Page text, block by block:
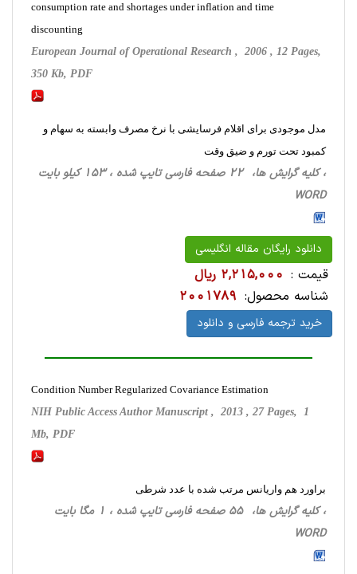
consumption rate and shortages under inflation and time
discounting
European Journal of Operational Research , 2006 , 12 Pages,
350 Kb, PDF
مدل موجودی برای اقلام فرسایشی با نرخ مصرف وابسته به سهام و
کمبود تحت تورم و ضیق وقت
، کلیه گرایش ها، 22 صفحه فارسی تایپ شده ، 153 کیلو بایت
WORD
دانلود رایگان مقاله انگلیسی
قیمت : 2,215,000 ریال
شناسه محصول: 2001789
خرید ترجمه فارسی و دانلود
Condition Number Regularized Covariance Estimation
NIH Public Access Author Manuscript , 2013 , 27 Pages, 1
Mb, PDF
براورد هم واریانس مرتب شده با عدد شرطی
، کلیه گرایش ها، 55 صفحه فارسی تایپ شده ، 1 مگا بایت
WORD